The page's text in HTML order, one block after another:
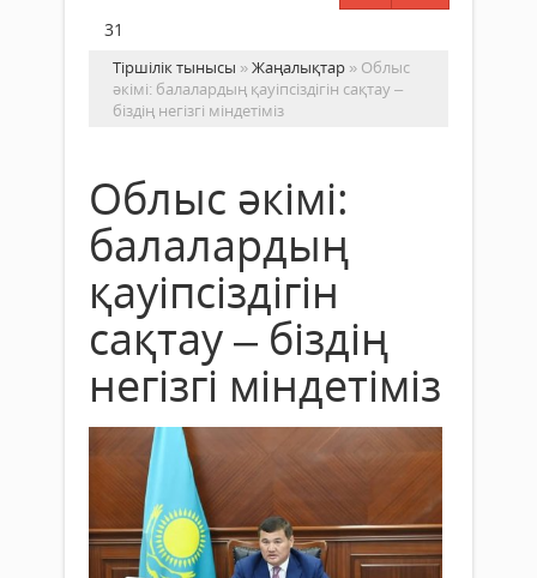
31
Тіршілік тынысы »Жаңалықтар » Облыс
әкімі: балалардың қауіпсіздігін сақтау –
біздің негізгі міндетіміз
Облыс әкімі:
балалардың
қауіпсіздігін
сақтау – біздің
негізгі міндетіміз